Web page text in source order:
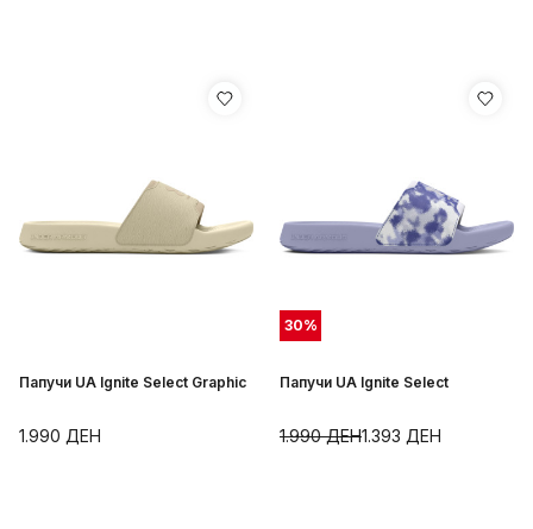
Папучи UA Ignite Select Graphic
1.990 ДЕН
30%
Папучи UA Ignite Select
1.393 ДЕН
1.990ДЕН